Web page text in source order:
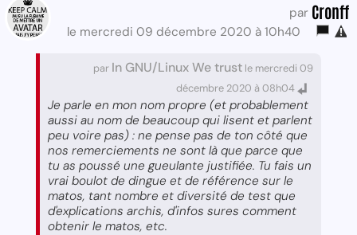
par Cronff
le mercredi 09 décembre 2020 à 10h40
par In GNU/Linux We trust le mercredi 09
décembre 2020 à 08h04
Je parle en mon nom propre (et probablement
aussi au nom de beaucoup qui lisent et parlent
peu voire pas) : ne pense pas de ton côté que
nos remerciements ne sont là que parce que
tu as poussé une gueulante justifiée. Tu fais un
vrai boulot de dingue et de référence sur le
matos, tant nombre et diversité de test que
d'explications archis, d'infos sures comment
obtenir le matos, etc.